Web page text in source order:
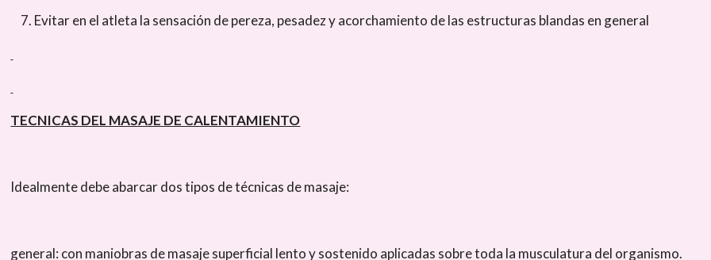
Evitar en el atleta la sensación de pereza, pesadez y acorchamiento de las estructuras blandas en general
TECNICAS DEL MASAJE DE CALENTAMIENTO
Idealmente debe abarcar dos tipos de técnicas de masaje:
general: con maniobras de masaje superficial lento y sostenido aplicadas sobre toda la musculatura del organismo.